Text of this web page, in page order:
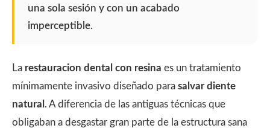
una sola sesión y con un acabado
imperceptible.
La restauracion dental con resina es un tratamiento
mínimamente invasivo diseñado para salvar diente
natural . A diferencia de las antiguas técnicas que
obligaban a desgastar gran parte de la estructura sana